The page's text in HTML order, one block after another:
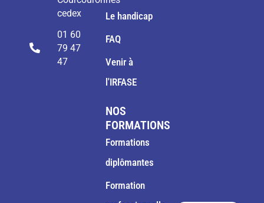
cedex
01 60
79 47
47
Le handicap
FAQ
Venir à
l'IRFASE
NOS
FORMATIONS
Formations
diplômantes
Formation